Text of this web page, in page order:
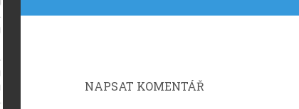
NAPSAT KOMENTÁŘ